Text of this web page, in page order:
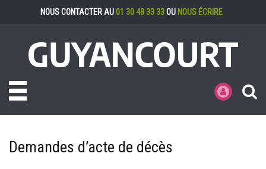
NOUS CONTACTER AU 01 30 48 33 33OU NOUS ÉCRIRE
Toggle navigation MES
Demandes d’acte de décès